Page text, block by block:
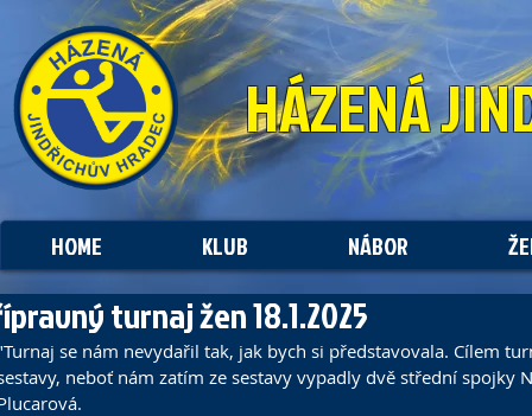
HÁZENÁ
HOME KLUB NÁBOR
turnaj žen 18.1.2025
se nám nevydařil tak, jak bych si představovala. Cílem
neboť nám zatím ze sestavy vypadly dvě střední spojky